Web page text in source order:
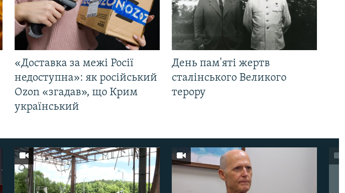
«Доставка за межі Росії
недоступна»: як російський
Ozon «згадав», що Крим
український
День пам'яті жертв
сталінського Великого
терору